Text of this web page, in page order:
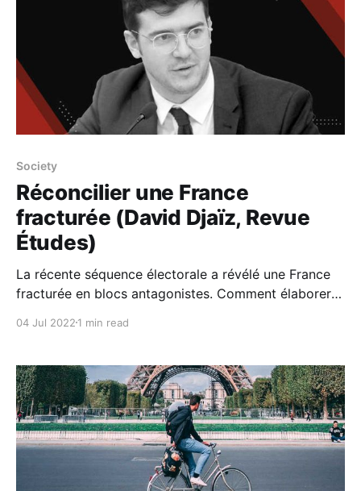
Society
Réconcilier une France
fracturée (David Djaïz, Revue
Études)
La récente séquence électorale a révélé une France
fracturée en blocs antagonistes. Comment élaborer
L’écologie comme sensibilité aux interdépendances
solidariste, elle permet de penser un art de gouverner
où chacun se sente
04 Jul 2022 1 min read